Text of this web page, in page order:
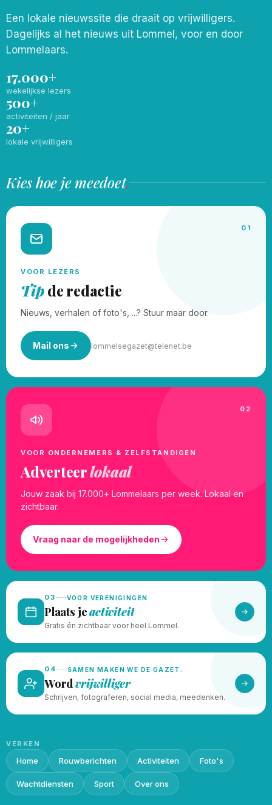
Een lokale nieuwssite die draait op vrijwilligers.
Dagelijks al het nieuws uit Lommel, voor en door
Lommelaars.
17.000+
wekelijkse lezers
500+
activiteiten / jaar
20+
lokale vrijwilligers
Kies hoe je meedoet.
01
VOOR LEZERS
Tipde redactie
Nieuws, verhalen of foto's, ...? Stuur maar door.
Mail ons lommelsegazet@telenet.be
02
VOOR ONDERNEMERS & ZELFSTANDIGEN
Adverteerlokaal
Jouw zaak bij 17.000+ Lommelaars per week. Lokaal en
zichtbaar.
Vraag naar de mogelijkheden
03 VOOR VERENIGINGEN
Plaats jeactiviteit
Gratis én zichtbaar voor heel Lommel.
04 SAMEN MAKEN WE DE GAZET.
Wordvrijwilliger
Schrijven, fotograferen, social media, meedenken.
VERKEN
Home Rouwberichten Activiteiten Foto's
Wachtdiensten Sport Over ons